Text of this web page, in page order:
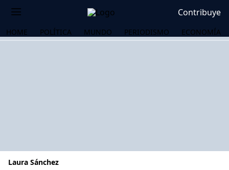
Contribuye
HOME POLÍTICA MUNDO PERIODISMO ECONOMÍA
Laura Sánchez